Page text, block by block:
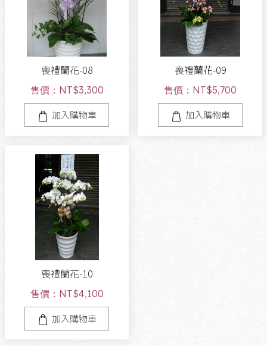
喪禮蘭花-08
售價：NT$3,300
加入購物車
喪禮蘭花-09
售價：NT$5,700
加入購物車
喪禮蘭花-10
售價：NT$4,100
加入購物車